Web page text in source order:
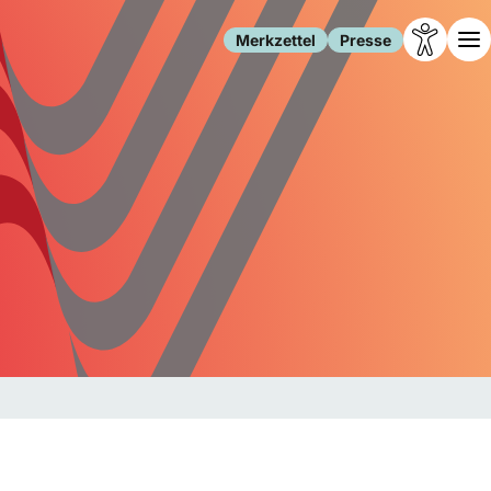
Merkzettel Presse
Leben
Familie
Freizeit
Gesundheit
Internet
Gesellschaft
Forschung
Migration
Polizei